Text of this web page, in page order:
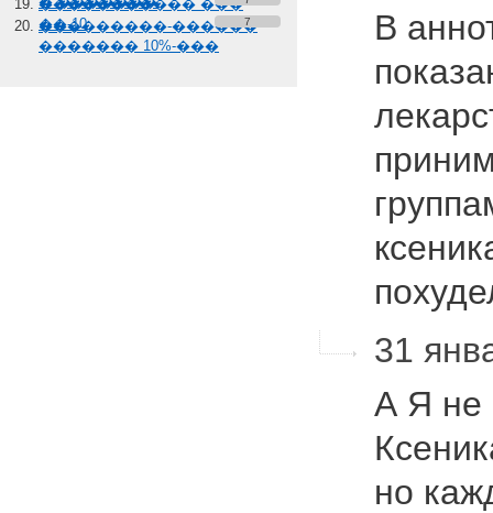
����������� ���
��-10
���������-������
������� 10%-���
7
В
31
А Я не
но